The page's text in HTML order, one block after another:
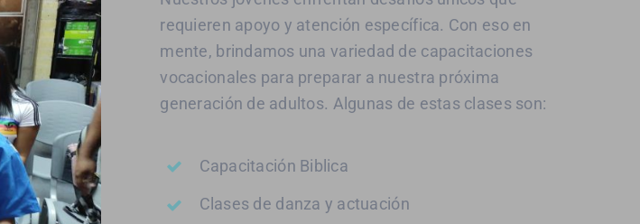
requieren apoyo y atención específica. Con eso en
mente, brindamos una variedad de capacitaciones
vocacionales para preparar a nuestra próxima
generación de adultos. Algunas de estas clases son:
Capacitación Biblica
Clases de danza y actuación